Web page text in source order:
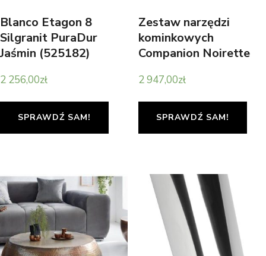
Blanco Etagon 8
Silgranit PuraDur
Jaśmin (525182)
2 256,00zł
SPRAWDŹ SAM!
Zestaw narzędzi
kominkowych
Companion Noirette
2 947,00zł
SPRAWDŹ SAM!